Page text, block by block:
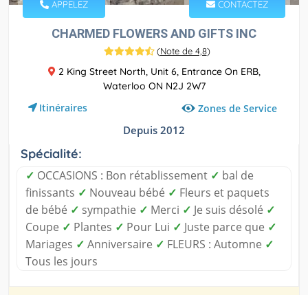
APPELEZ CONTACTEZ
CHARMED FLOWERS AND GIFTS INC
(Note de 4,8)
2 King Street North, Unit 6, Entrance On ERB,
Waterloo ON N2J 2W7
Itinéraires Zones de Service
Depuis 2012
Spécialité:
✓ OCCASIONS : Bon rétablissement ✓ bal de
finissants ✓ Nouveau bébé ✓ Fleurs et paquets
de bébé ✓ sympathie ✓ Merci ✓ Je suis désolé ✓
Coupe ✓ Plantes ✓ Pour Lui ✓ Juste parce que ✓
Mariages ✓ Anniversaire ✓ FLEURS : Automne ✓
Tous les jours